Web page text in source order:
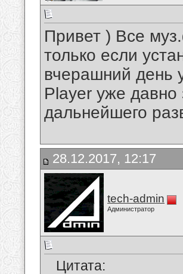
Привет ) Все
только если
вчерашний день
Player уже
дальнейшего
28.12.2017, 12:17
tech-admin
Администратор
Цитата: